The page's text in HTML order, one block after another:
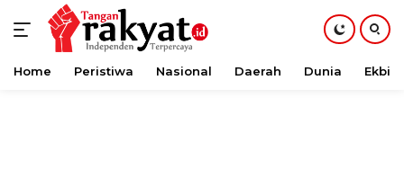
Langsung
Home Peristiwa Nasional Daerah Dunia Ekbis